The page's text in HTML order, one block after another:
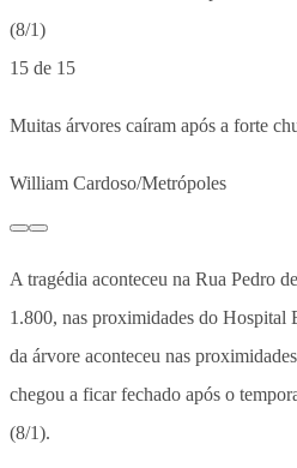
15 de 15
Muitas árvores caíram após a forte
William Cardoso/Metrópoles
A tragédia aconteceu na Rua Pedro
1.800, nas proximidades do Hospital
da árvore aconteceu nas
chegou a ficar fechado após o
(8/1).